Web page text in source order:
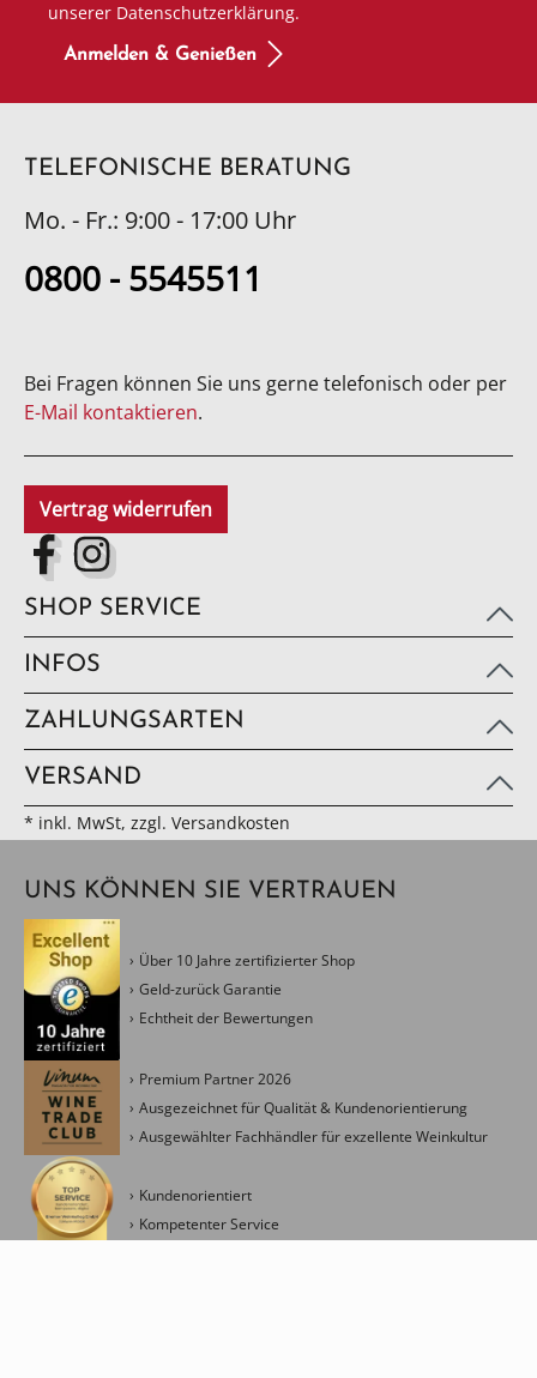
unserer Datenschutzerklärung.
Anmelden & Genießen
TELEFONISCHE BERATUNG
Mo. - Fr.: 9:00 - 17:00 Uhr
0800 - 5545511
Bei Fragen können Sie uns gerne telefonisch oder per
E-Mail kontaktieren.
Vertrag widerrufen
SHOP SERVICE
INFOS
ZAHLUNGSARTEN
VERSAND
* inkl. MwSt, zzgl. Versandkosten
UNS KÖNNEN SIE VERTRAUEN
Über 10 Jahre zertifizierter Shop
Geld-zurück Garantie
Echtheit der Bewertungen
Premium Partner 2026
Ausgezeichnet für Qualität & Kundenorientierung
Ausgewählter Fachhändler für exzellente Weinkultur
Kundenorientiert
Kompetenter Service